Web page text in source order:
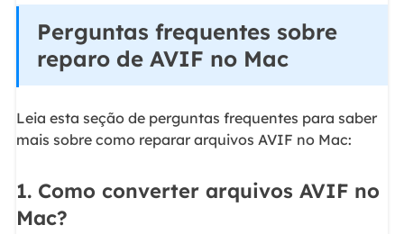
Perguntas frequentes sobre
reparo de AVIF no Mac
Leia esta seção de perguntas frequentes para saber
mais sobre como reparar arquivos AVIF no Mac:
1. Como converter arquivos AVIF no
Mac?